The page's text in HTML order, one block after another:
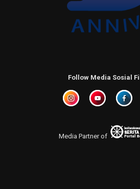
Follow Media Sosial
Media Partner of